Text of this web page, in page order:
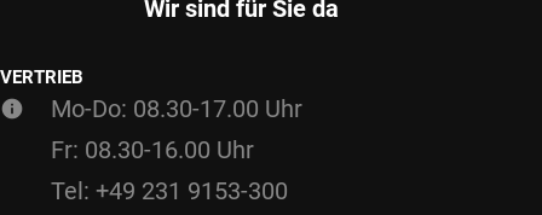
Wir sind für Sie da
VERTRIEB
Mo-Do: 08.30-17.00 Uhr
Fr: 08.30-16.00 Uhr
Tel: +49 231 9153-300